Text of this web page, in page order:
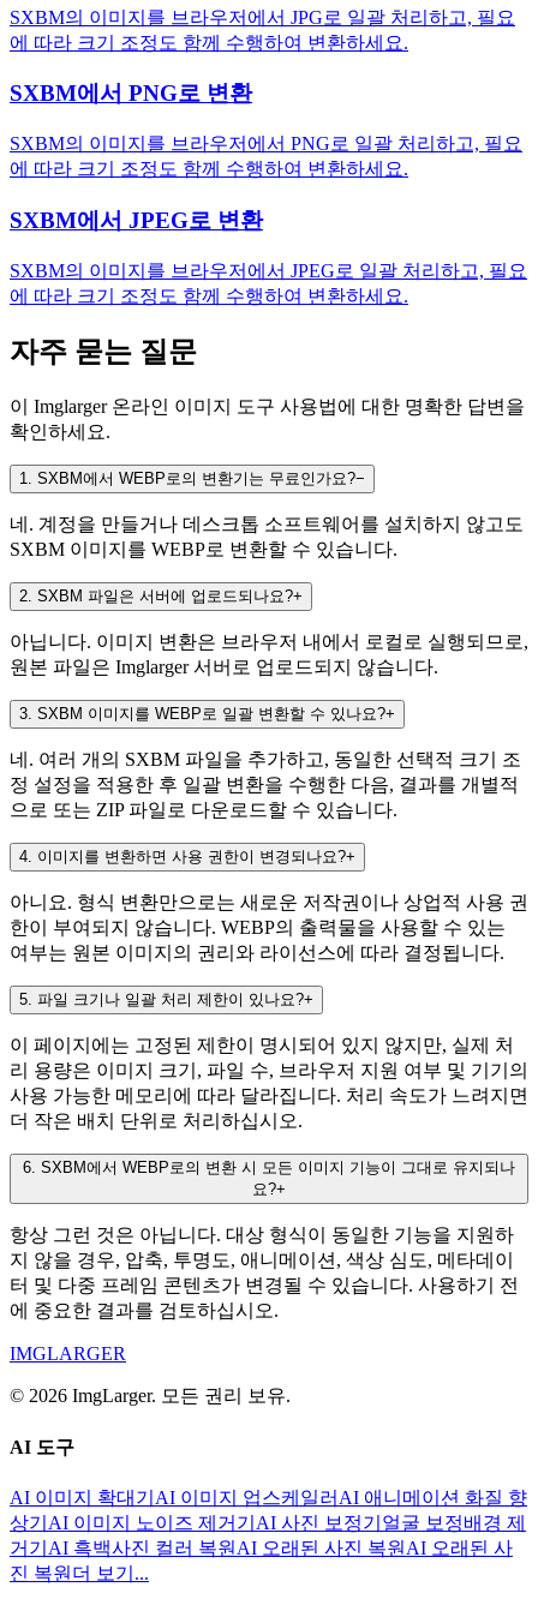
SXBM의 이미지를 브라우저에서 JPG로 일괄 처리하고, 필요
에 따라 크기 조정도 함께 수행하여 변환하세요.
SXBM에서 PNG로 변환
SXBM의 이미지를 브라우저에서 PNG로 일괄 처리하고, 필요
에 따라 크기 조정도 함께 수행하여 변환하세요.
SXBM에서 JPEG로 변환
SXBM의 이미지를 브라우저에서 JPEG로 일괄 처리하고, 필요
에 따라 크기 조정도 함께 수행하여 변환하세요.
자주 묻는 질문
이 Imglarger 온라인 이미지 도구 사용법에 대한 명확한 답변을
확인하세요.
1. SXBM에서 WEBP로의 변환기는 무료인가요?−
네. 계정을 만들거나 데스크톱 소프트웨어를 설치하지 않고도
SXBM 이미지를 WEBP로 변환할 수 있습니다.
2. SXBM 파일은 서버에 업로드되나요?+
아닙니다. 이미지 변환은 브라우저 내에서 로컬로 실행되므로,
원본 파일은 Imglarger 서버로 업로드되지 않습니다.
3. SXBM 이미지를 WEBP로 일괄 변환할 수 있나요?+
네. 여러 개의 SXBM 파일을 추가하고, 동일한 선택적 크기 조
정 설정을 적용한 후 일괄 변환을 수행한 다음, 결과를 개별적
으로 또는 ZIP 파일로 다운로드할 수 있습니다.
4. 이미지를 변환하면 사용 권한이 변경되나요?+
아니요. 형식 변환만으로는 새로운 저작권이나 상업적 사용 권
한이 부여되지 않습니다. WEBP의 출력물을 사용할 수 있는
여부는 원본 이미지의 권리와 라이선스에 따라 결정됩니다.
5. 파일 크기나 일괄 처리 제한이 있나요?+
이 페이지에는 고정된 제한이 명시되어 있지 않지만, 실제 처
리 용량은 이미지 크기, 파일 수, 브라우저 지원 여부 및 기기의
사용 가능한 메모리에 따라 달라집니다. 처리 속도가 느려지면
더 작은 배치 단위로 처리하십시오.
6. SXBM에서 WEBP로의 변환 시 모든 이미지 기능이 그대로 유지되나
요?+
항상 그런 것은 아닙니다. 대상 형식이 동일한 기능을 지원하
지 않을 경우, 압축, 투명도, 애니메이션, 색상 심도, 메타데이
터 및 다중 프레임 콘텐츠가 변경될 수 있습니다. 사용하기 전
에 중요한 결과를 검토하십시오.
IMGLARGER
© 2026 ImgLarger. 모든 권리 보유.
AI 도구
AI 이미지 확대기 AI 이미지 업스케일러 AI 애니메이션 화질 향
상기 AI 이미지 노이즈 제거기 AI 사진 보정기 얼굴 보정배경 제
거기 AI 흑백사진 컬러 복원 AI 오래된 사진 복원 AI 오래된 사
진 복원 더 보기...